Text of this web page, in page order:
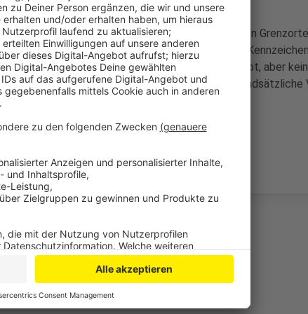
Grenzverkehr, zum Teil mit Staus in kleinen
den Geschäften – oft von Autos mit deutschen
zwar ein Verkaufsverbot für Feuerwerk gibt, aber
also Feuerwerk hat, darf es – da wo keine